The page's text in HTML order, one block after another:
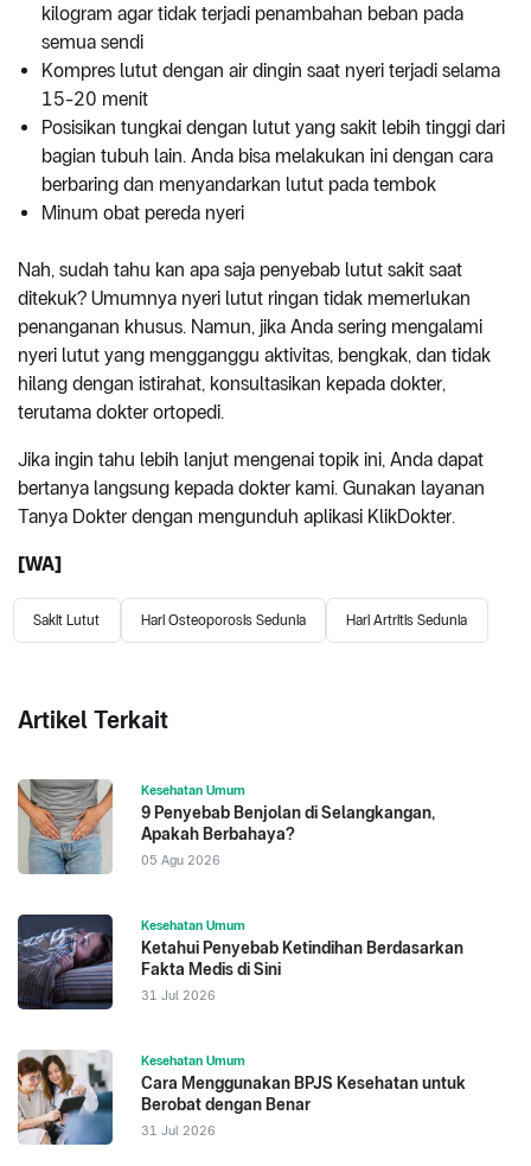
kilogram agar tidak terjadi penambahan beban pada
semua sendi
Kompres lutut dengan air dingin saat nyeri terjadi selama
15-20 menit
Posisikan tungkai dengan lutut yang sakit lebih tinggi dari
bagian tubuh lain. Anda bisa melakukan ini dengan cara
berbaring dan menyandarkan lutut pada tembok
Minum obat pereda nyeri
Nah, sudah tahu kan apa saja penyebab lutut sakit saat
ditekuk? Umumnya nyeri lutut ringan tidak memerlukan
penanganan khusus. Namun, jika Anda sering mengalami
nyeri lutut yang mengganggu aktivitas, bengkak, dan tidak
hilang dengan istirahat, konsultasikan kepada dokter,
terutama dokter ortopedi.
Jika ingin tahu lebih lanjut mengenai topik ini, Anda dapat
bertanya langsung kepada dokter kami. Gunakan layanan
Tanya Dokter dengan mengunduh aplikasi KlikDokter.
[WA]
Sakit Lutut Hari Osteoporosis Sedunia Hari Artritis Sedunia
Artikel Terkait
Kesehatan Umum
9 Penyebab Benjolan di Selangkangan,
Apakah Berbahaya?
05 Agu 2026
Kesehatan Umum
Ketahui Penyebab Ketindihan Berdasarkan
Fakta Medis di Sini
31 Jul 2026
Kesehatan Umum
Cara Menggunakan BPJS Kesehatan untuk
Berobat dengan Benar
31 Jul 2026